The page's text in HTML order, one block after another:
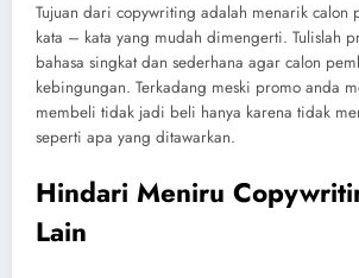
Tujuan dari copywriting adalah menarik calon
kata – kata yang mudah dimengerti. Tulislah
bahasa singkat dan sederhana agar calon
kebingungan. Terkadang meski promo anda
membeli tidak jadi beli hanya karena tidak
seperti apa yang ditawarkan.
Hindari Meniru
Lain